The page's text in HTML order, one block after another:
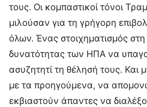
τους. Οι κομπαστικοί τόνοι
μιλούσαν για τη γρήγορη
όλων. Ένας στοιχηματισμός
δυνατότητας των ΗΠΑ να
ασυζητητί τη θέλησή τους. Και
με τα προηγούμενα, να
εκβιαστούν άπαντες να